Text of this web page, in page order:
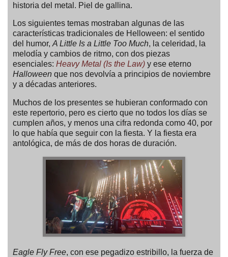
historia del metal. Piel de gallina.
Los siguientes temas mostraban algunas de las
características tradicionales de Helloween: el sentido
del humor,A Little Is a Little Too Much, la celeridad, la
melodía y cambios de ritmo, con dos piezas
esenciales: Heavy Metal (Is the Law) y ese eterno
Halloween que nos devolvía a principios de noviembre
y a décadas anteriores.
Muchos de los presentes se hubieran conformado con
este repertorio, pero es cierto que no todos los días se
cumplen años, y menos una cifra redonda como 40, por
lo que había que seguir con la fiesta. Y la fiesta era
antológica, de más de dos horas de duración.
Eagle Fly Free, con ese pegadizo estribillo, la fuerza de